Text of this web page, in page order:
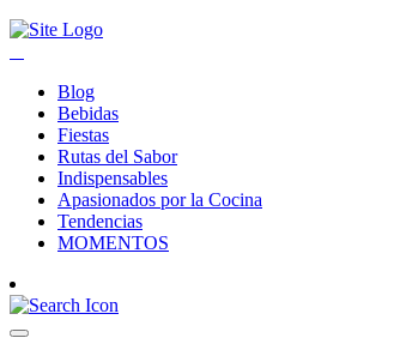
Blog
Bebidas
Fiestas
Rutas del Sabor
Indispensables
Apasionados por la Cocina
Tendencias
MOMENTOS